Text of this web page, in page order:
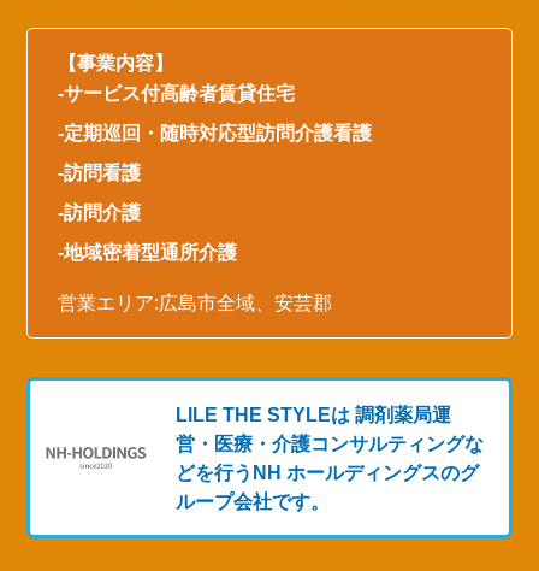
【事業内容】
-サービス付高齢者賃貸住宅
-定期巡回・随時対応型訪問介護看護
-訪問看護
-訪問介護
-地域密着型通所介護
営業エリア:広島市全域、安芸郡
LILE THE STYLEは 調剤薬局運
営・医療・介護コンサルティングな
どを行う NH ホールディングスのグ
ループ会社です。